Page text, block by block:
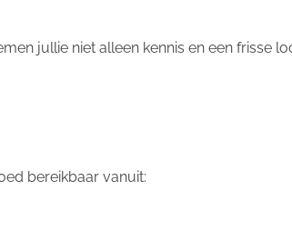
jullie niet alleen kennis en een frisse
bereikbaar vanuit: